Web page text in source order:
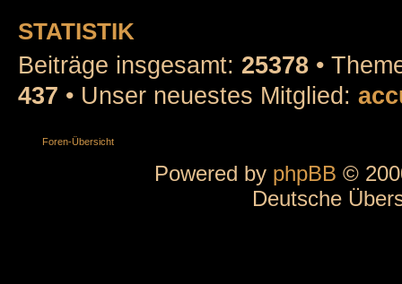
STATISTIK
Beiträge insgesamt: 25378 •
437 • Unser neuestes Mitglied:
Foren-Übersicht
Powered by phpBB ©
Deutsche